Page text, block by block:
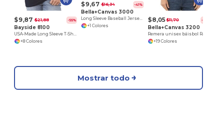
$9,87 $21,88 -55%
Bayside 8100
USA-Made Long Sleeve T-Shirt with a Pocket
+8 Colores
$9,67 $16,34 -41%
Bella+Canvas 3000
Long Sleeve Baseball Jersey T-Shirt
+1 Colores
$8,05 $11,70 -31%
Bella+Canvas 3200
+19 Colores
Mostrar todo